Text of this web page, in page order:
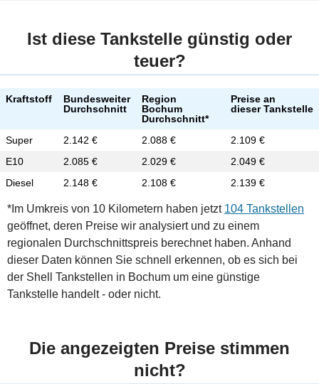
Ist diese Tankstelle günstig oder
teuer?
Kraftstoff
Bundesweiter
Durchschnitt
Region
Bochum
Durchschnitt*
Preise an
dieser Tankstelle
Super 2.142 € 2.088 €
2.109 €
E10
2.085 € 2.029 €
2.049 €
Diesel
2.148 € 2.108 € 2.139 €
*Im Umkreis von 10 Kilometern haben jetzt 104 Tankstellen
geöffnet, deren Preise wir analysiert und zu einem
regionalen Durchschnittspreis berechnet haben. Anhand
dieser Daten können Sie schnell erkennen, ob es sich bei
der Shell Tankstellen in Bochum um eine günstige
Tankstelle handelt - oder nicht.
Die angezeigten Preise stimmen
nicht?